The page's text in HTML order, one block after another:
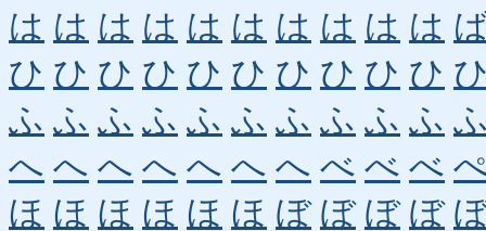
は は は は は は は は は は
ひ ひ ひ ひ ひ ひ ひ ひ ひ ひ
ふ ふ ふ ふ ふ ふ ふ ふ ふ ふ
へ へ へ へ へ へ へ べ べ べ
ほ ほ ほ ほ ほ ほ ぼ ぼ ぼ ぼ